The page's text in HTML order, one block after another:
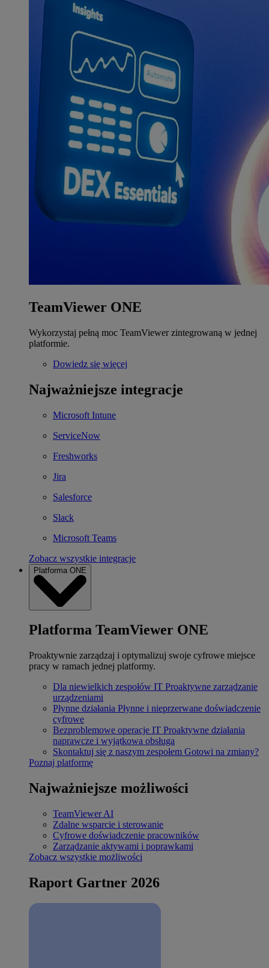
TeamViewer ONE
Wykorzystaj pełną moc TeamViewer zintegrowaną w jednej
platformie.
Dowiedz się więcej
Najważniejsze integracje
Microsoft Intune
ServiceNow
Freshworks
Jira
Salesforce
Slack
Microsoft Teams
Zobacz wszystkie integracje
Platforma ONE
Platforma TeamViewer ONE
Proaktywnie zarządzaj i optymalizuj swoje cyfrowe miejsce
pracy w ramach jednej platformy.
Dla niewielkich zespołów IT Proaktywne zarządzanie
urządzeniami
Płynne działania Płynne i nieprzerwane doświadczenie
cyfrowe
Bezproblemowe operacje IT Proaktywne działania
naprawcze i wyjątkowa obsługa
Skontaktuj się z naszym zespołem Gotowi na zmiany?
Poznaj platformę
Najważniejsze możliwości
TeamViewer AI
Zdalne wsparcie i sterowanie
Cyfrowe doświadczenie pracowników
Zarządzanie aktywami i poprawkami
Zobacz wszystkie możliwości
Raport Gartner 2026